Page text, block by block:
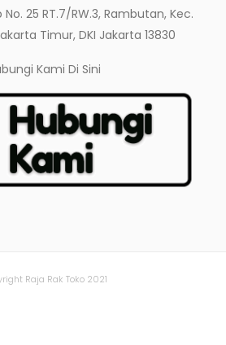
25 RT.7/RW.3, Rambutan, Kec.
Timur, DKI Jakarta 13830
Kami Di Sini
Raja Rak Toko 2021